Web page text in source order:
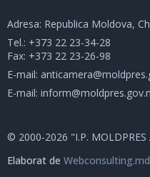
Adresa: Republica Moldova,
Tel.: +373 22 23-34-28
Fax: +373 22 23-26-98
E-mail:
E-mail:
© 2000-2026 "I.P. MOLDPRES
Elaborat de Webconsulting.md